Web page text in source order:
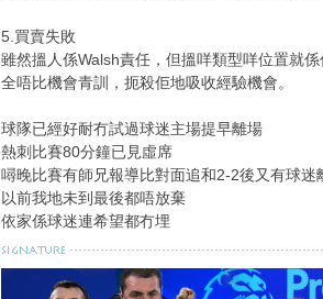
5.買賣失敗
雖然搵人係Walsh責任，但搵咩類型咩位置就
全唔比機會青訓，扼殺佢地吸收經驗機會。
球隊已經好耐冇試過球迷主場提早離場
熱刺比賽80分鐘已見虛席
噚晚比賽有師兄報導比對面追和2-2後又有球迷
以前我地未到最後都唔放棄
依家係球迷連希望都冇埋